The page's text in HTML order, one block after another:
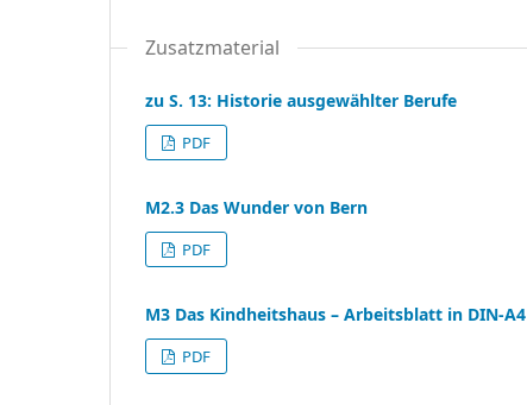
Zusatzmaterial
zu S. 13: Historie ausgewählter Berufe
PDF
M2.3 Das Wunder von Bern
PDF
M3 Das Kindheitshaus – Arbeitsblatt in DIN-A4
PDF